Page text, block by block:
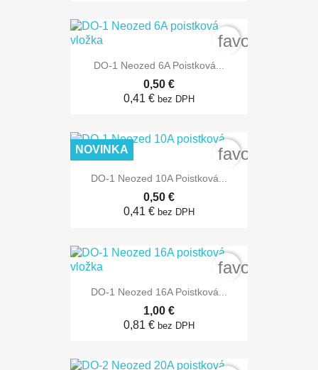
DO-1 Neozed 6A Poistková...
0,50 €
0,41 € bez DPH
DO-1 Neozed 10A Poistková...
0,50 €
0,41 € bez DPH
NOVINKA
DO-1 Neozed 16A Poistková...
1,00 €
0,81 € bez DPH